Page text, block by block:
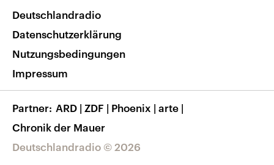
Nachrichten App
Frequenzen
Veranstaltungen
Musikliste
RSS
Barrierefreiheit
Deutschlandradio © 2026
Deutschlandradio
Datenschutzerklärung
Nutzungsbedingungen
Impressum
Partner ARD | ZDF | Phoenix | arte |
Chronik der Mauer